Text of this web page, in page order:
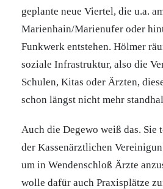
geplante neue Viertel, die u.a.
Marienhain/Marienufer oder
Funkwerk entstehen. Hölmer
soziale Infrastruktur, also die
Schulen, Kitas oder Ärzten,
schon längst nicht mehr
Auch die Degewo weiß das. Sie
der Kassenärztlichen
um in Wendenschloß Ärzte
wolle dafür auch Praxisplätze